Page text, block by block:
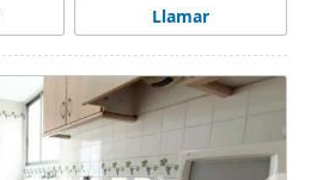
Llamar